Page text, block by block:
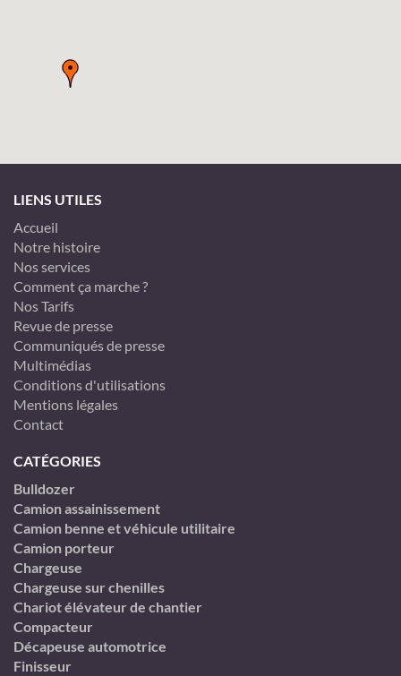
LIENS UTILES
Accueil
Notre histoire
Nos services
Comment ça marche ?
Nos Tarifs
Revue de presse
Communiqués de presse
Multimédias
Conditions d'utilisations
Mentions légales
Contact
CATÉGORIES
Bulldozer
Camion assainissement
Camion benne et véhicule utilitaire
Camion porteur
Chargeuse
Chargeuse sur chenilles
Chariot élévateur de chantier
Compacteur
Décapeuse automotrice
Finisseur